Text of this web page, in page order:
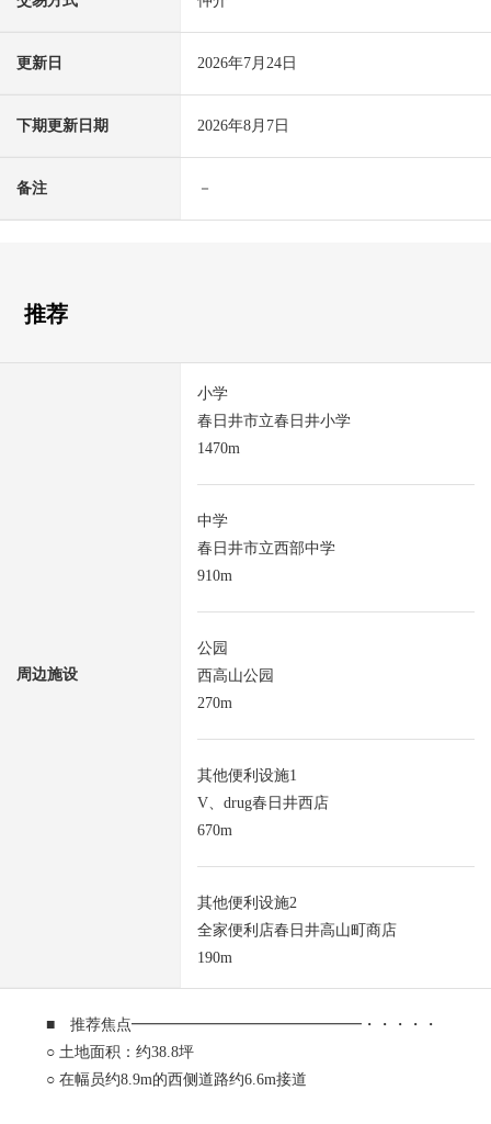
更新日 2026年7月24日
下期更新日期 2026年8月7日
备注 －
推荐
周边施设
小学
春日井市立春日井小学
1470m
中学
春日井市立西部中学
910m
公园
西高山公园
270m
其他便利设施1
V、drug春日井西店
670m
其他便利设施2
全家便利店春日井高山町商店
190m
■ 推荐焦点━━━━━━━━━━━━━━━・・・・・
○ 土地面积：约38.8坪
○ 在幅员约8.9m的西侧道路约6.6m接道